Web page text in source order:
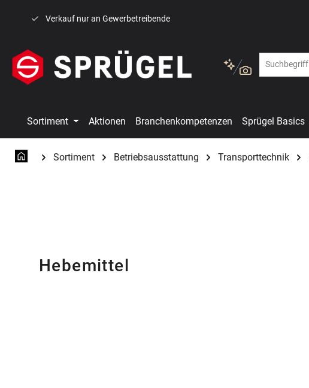
Verkauf nur an Gewerbetreibende
Sortiment Aktionen Branchenkompetenzen Sprügel Basics
Sortiment Betriebsausstattung Transporttechnik
Hebemittel